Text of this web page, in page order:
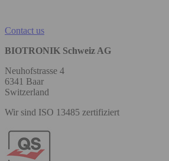
Contact us
BIOTRONIK Schweiz AG
Neuhofstrasse 4
6341 Baar
Switzerland
Wir sind ISO 13485 zertifiziert